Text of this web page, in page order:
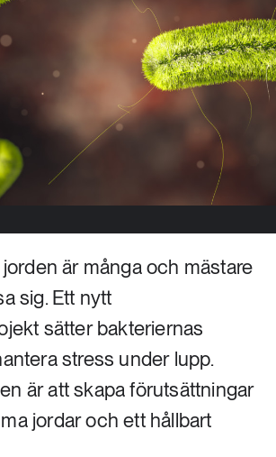
är många och mästare
sig. Ett nytt
sätter bakteriernas
stress under lupp.
är att skapa förutsättningar
jordar och ett hållbart